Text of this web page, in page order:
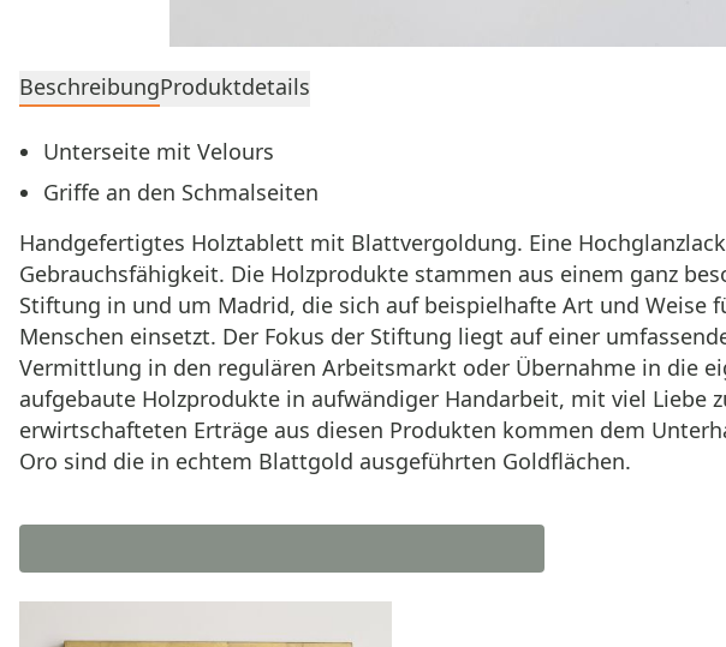
BeschreibungProduktdetails
Unterseite mit Velours
Griffe an den Schmalseiten
Handgefertigtes Holztablett mit Blattvergoldung. Eine
Gebrauchsfähigkeit. Die Holzprodukte stammen aus einem ganz
Stiftung in und um Madrid, die sich auf beispielhafte Art und
Menschen einsetzt. Der Fokus der Stiftung liegt auf einer
Vermittlung in den regulären Arbeitsmarkt oder Übernahme in die
aufgebaute Holzprodukte in aufwändiger Handarbeit, mit viel
erwirtschafteten Erträge aus diesen Produkten kommen dem
Oro sind die in echtem Blattgold ausgeführten Goldflächen.